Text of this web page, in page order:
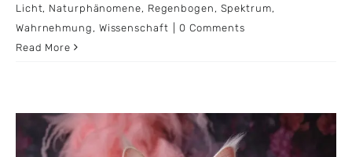
Licht, Naturphänomene, Regenbogen , Spektrum,
Wahrnehmung , Wissenschaft
0 Comments
Read More